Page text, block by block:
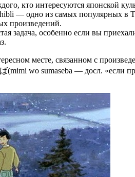
кто интересуются японской
— одно из самых популярных в
произведений.
задача, особенно если вы
месте, связанном с
wo sumaseba — досл. «если